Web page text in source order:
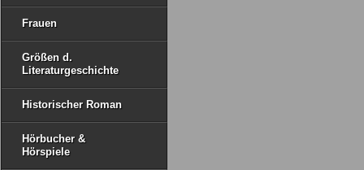
Frauen
Größen d.
Literaturgeschichte
Historischer Roman
Hörbucher &
Hörspiele